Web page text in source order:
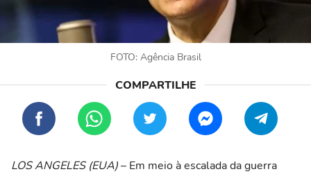
FOTO: Agência Brasil
LOS ANGELES (EUA)– Em meio à escalada da guerra